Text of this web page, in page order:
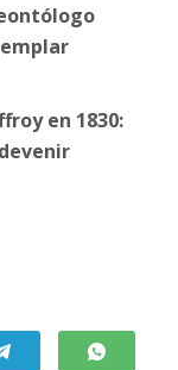
en 1830: